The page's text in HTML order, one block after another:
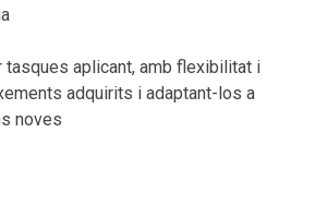
tasques aplicant, amb flexibilitat i
adquirits i adaptant-los a
noves